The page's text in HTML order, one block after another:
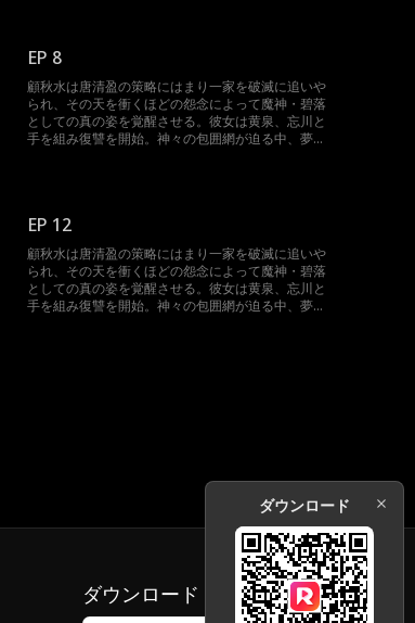
EP 8
顧秋水は唐清盈の策略にはまり一家を破滅に追いや
られ、その天を衝くほどの怨念によって魔神・碧落
としての真の姿を覚醒させる。彼女は黄泉、忘川と
手を組み復讐を開始。神々の包囲網が迫る中、夢境
EP 12
顧秋水は唐清盈の策略にはまり一家を破滅に追いや
られ、その天を衝くほどの怨念によって魔神・碧落
としての真の姿を覚醒させる。彼女は黄泉、忘川と
手を組み復讐を開始。神々の包囲網が迫る中、夢境
ダウンロード
ダウンロード